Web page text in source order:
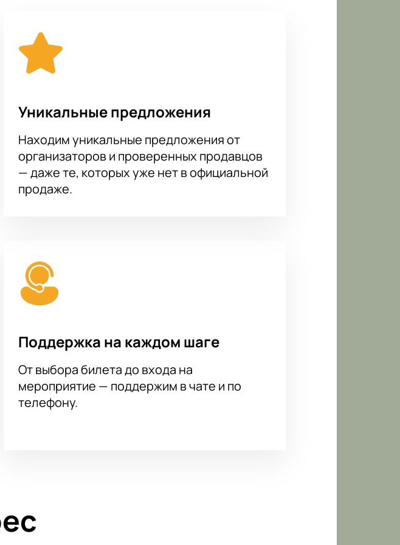
Уникальные предложения
Находим уникальные предложения от
организаторов и проверенных продавцов
— даже те, которых уже нет в официальной
продаже.
Поддержка на каждом шаге
От выбора билета до входа на
мероприятие — поддержим в чате и по
телефону.